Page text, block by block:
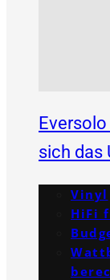
Eversolo
sich das
Vinyl
HiFi